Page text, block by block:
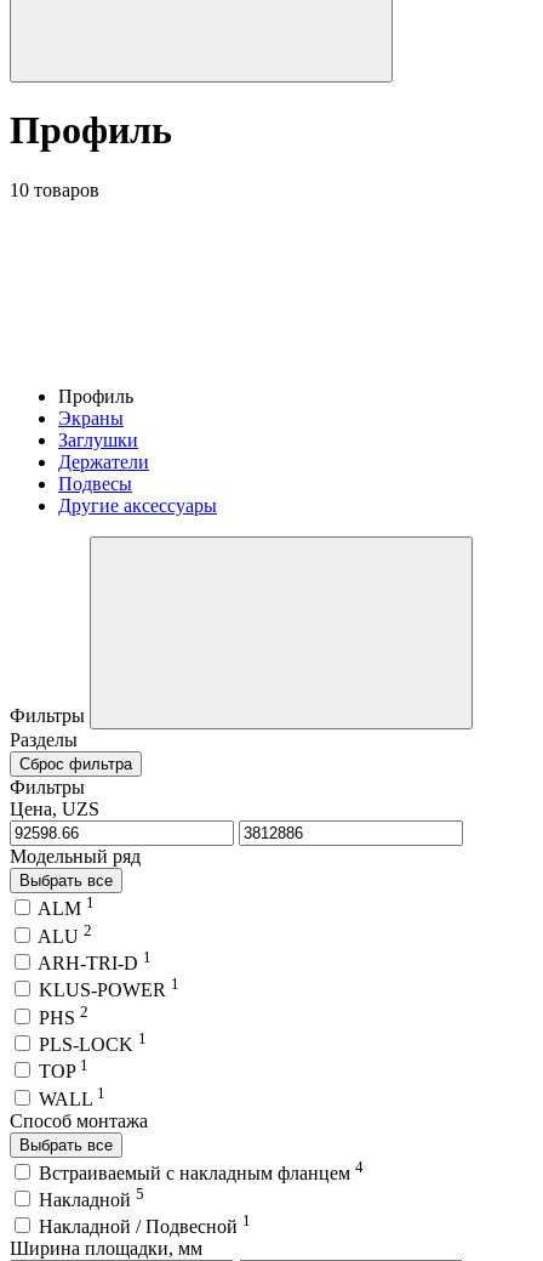
Профиль
10 товаров
Профиль
Экраны
Заглушки
Держатели
Подвесы
Другие аксессуары
Фильтры
Разделы
Сброс фильтра
Фильтры
Цена, UZS
Модельный ряд
Выбрать все
ALM 1
ALU 2
ARH-TRI-D 1
KLUS-POWER 1
PHS 2
PLS-LOCK 1
TOP 1
WALL 1
Способ монтажа
Выбрать все
Встраиваемый с накладным фланцем 4
Накладной 5
Накладной / Подвесной 1
Ширина площадки, мм